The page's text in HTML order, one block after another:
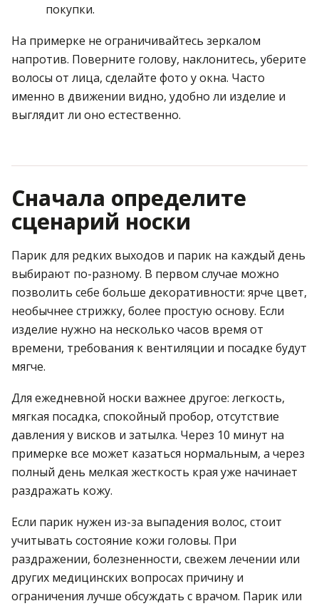
покупки.
На примерке не ограничивайтесь зеркалом
напротив. Поверните голову, наклонитесь, уберите
волосы от лица, сделайте фото у окна. Часто
именно в движении видно, удобно ли изделие и
выглядит ли оно естественно.
Сначала определите
сценарий носки
Парик для редких выходов и парик на каждый день
выбирают по-разному. В первом случае можно
позволить себе больше декоративности: ярче цвет,
необычнее стрижку, более простую основу. Если
изделие нужно на несколько часов время от
времени, требования к вентиляции и посадке будут
мягче.
Для ежедневной носки важнее другое: легкость,
мягкая посадка, спокойный пробор, отсутствие
давления у висков и затылка. Через 10 минут на
примерке все может казаться нормальным, а через
полный день мелкая жесткость края уже начинает
раздражать кожу.
Если парик нужен из-за выпадения волос, стоит
учитывать состояние кожи головы. При
раздражении, болезненности, свежем лечении или
других медицинских вопросах причину и
ограничения лучше обсуждать с врачом. Парик или